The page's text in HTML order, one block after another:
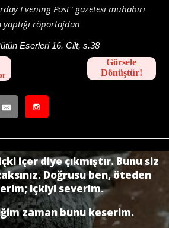
Evening Post" gazetesi muhabiri
yaptığı röportajdan
Eserleri 16. Cilt, s.38
Görsele
Dönüştür!
içer diye çıkmıştır. Bunu siz
Doğrusu ben, öteden
içkiyi severim.
zaman bunu keserim.